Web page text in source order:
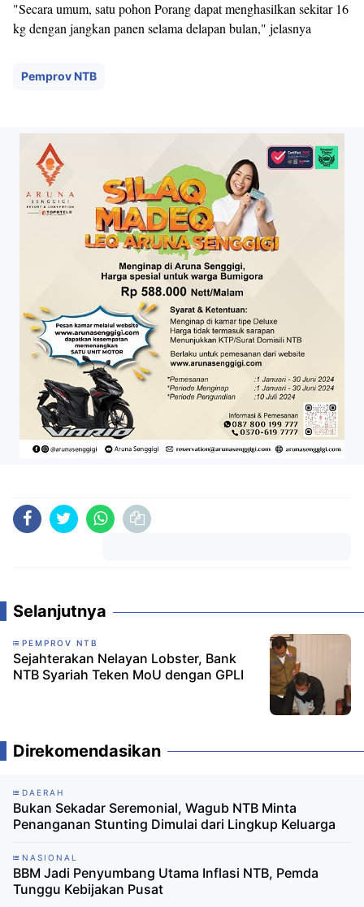
"Secara umum, satu pohon Porang dapat menghasilkan sekitar 16
kg dengan jangkan panen selama delapan bulan," jelasnya
Pemprov NTB
Selanjutnya
PEMPROV NTB
Sejahterakan Nelayan Lobster, Bank
NTB Syariah Teken MoU dengan GPLI
Direkomendasikan
DAERAH
Bukan Sekadar Seremonial, Wagub NTB Minta
Penanganan Stunting Dimulai dari Lingkup Keluarga
NASIONAL
BBM Jadi Penyumbang Utama Inflasi NTB, Pemda
Tunggu Kebijakan Pusat